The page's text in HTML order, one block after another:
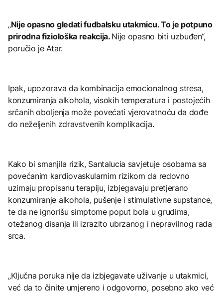
„Nije opasno gledati fudbalsku utakmicu. To je potpuno
prirodna fiziološka reakcija. Nije opasno biti uzbuđen“,
poručio je Atar.
Ipak, upozorava da kombinacija emocionalnog stresa,
konzumiranja alkohola, visokih temperatura i postojećih
srčanih oboljenja može povećati vjerovatnoću da dođe
do neželjenih zdravstvenih komplikacija.
Kako bi smanjila rizik, Santalucia savjetuje osobama sa
povećanim kardiovaskularnim rizikom da redovno
uzimaju propisanu terapiju, izbjegavaju pretjerano
konzumiranje alkohola, pušenje i stimulativne supstance,
te da ne ignorišu simptome poput bola u grudima,
otežanog disanja ili izrazito ubrzanog i nepravilnog rada
srca.
„Ključna poruka nije da izbjegavate uživanje u utakmici,
već da to činite umjereno i odgovorno, posebno ako već